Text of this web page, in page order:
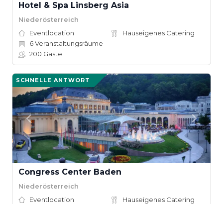
Hotel & Spa Linsberg Asia
Niederösterreich
Eventlocation
Hauseigenes Catering
6Veranstaltungsräume
200 Gäste
SCHNELLE ANTWORT
Congress Center Baden
Niederösterreich
Eventlocation
Hauseigenes Catering